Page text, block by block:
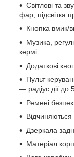
Світлові та
фар, підсвітка
Кнопка вмик/
Музика,
кермі
Додаткові
Пульт
— радіус дії до
Ремені
Відчиняються
Дзеркала
Матеріал